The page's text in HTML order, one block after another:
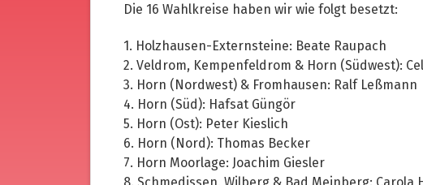
Die 16 Wahlkreise haben wir wie folgt besetzt:
1. Holzhausen-Externsteine: Beate Raupach
2. Veldrom, Kempenfeldrom & Horn (Südwest):
3. Horn (Nordwest) & Fromhausen: Ralf Leßmann
4. Horn (Süd): Hafsat Güngör
5. Horn (Ost): Peter Kieslich
6. Horn (Nord): Thomas Becker
7. Horn Moorlage: Joachim Giesler